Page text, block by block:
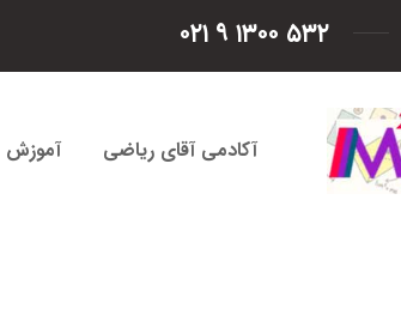
۵۳۲ ۱۳۰۰ ۹ ۰۲۱
آکادمی آقای ریاضی آموزش